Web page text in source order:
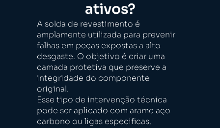
ativos?
A solda de revestimento é
amplamente utilizada para prevenir
falhas em peças expostas a alto
desgaste. O objetivo é criar uma
camada protetiva que preserve a
integridade do componente
original.
Esse tipo de intervenção técnica
pode ser aplicado com arame aço
carbono ou ligas específicas,